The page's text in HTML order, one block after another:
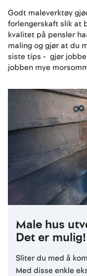
Godt maleverktøy
forlengerskaft slik at
kvalitet på pensler
maling og gjør at du
siste tips - gjør
jobben mye
Male hus
Det er mulig!
Sliter du med å
Med disse enkle